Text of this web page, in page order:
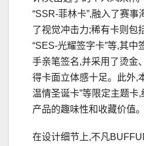
“SSR-菲林卡”,融入了赛事
了视觉冲击力;稀有卡则包
“SES-光耀签字卡”等,其中
手亲笔签名,并采用了烫金
得卡面立体感十足。此外,
温情圣诞卡”等限定主题卡
产品的趣味性和收藏价值。
在设计细节上,不凡